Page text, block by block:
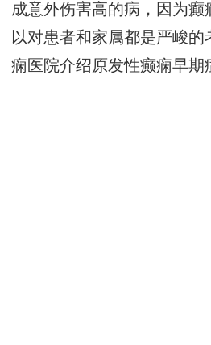
成意外伤害高的病，因为
以对患者和家属都是严峻
痫医院介绍原发性癫痫早期